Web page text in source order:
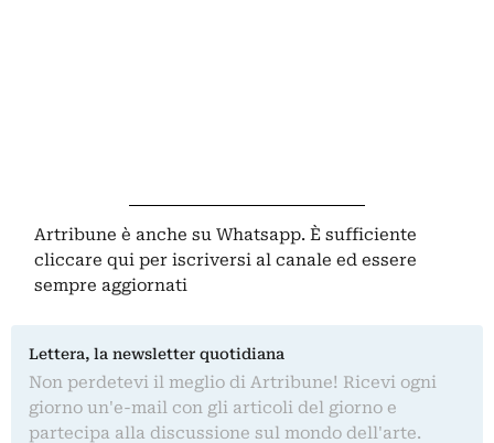
Artribune è anche su Whatsapp. È sufficiente
cliccare qui per iscriversi al canale ed essere
sempre aggiornati
Lettera, la newsletter quotidiana
Non perdetevi il meglio di Artribune! Ricevi ogni
giorno un'e-mail con gli articoli del giorno e
partecipa alla discussione sul mondo dell'arte.